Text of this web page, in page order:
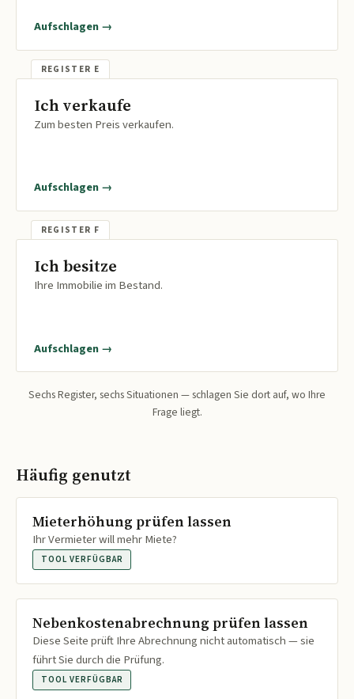
Aufschlagen →
Ich verkaufe
Zum besten Preis verkaufen.
Aufschlagen →
Ich besitze
Ihre Immobilie im Bestand.
Aufschlagen →
Sechs Register, sechs Situationen — schlagen Sie dort auf, wo Ihre
Frage liegt.
Häufig genutzt
Mieterhöhung prüfen lassen
Ihr Vermieter will mehr Miete?
TOOL VERFÜGBAR
Nebenkostenabrechnung prüfen lassen
Diese Seite prüft Ihre Abrechnung nicht automatisch — sie
führt Sie durch die Prüfung.
TOOL VERFÜGBAR